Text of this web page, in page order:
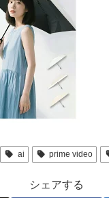
ai prime video
シェアする